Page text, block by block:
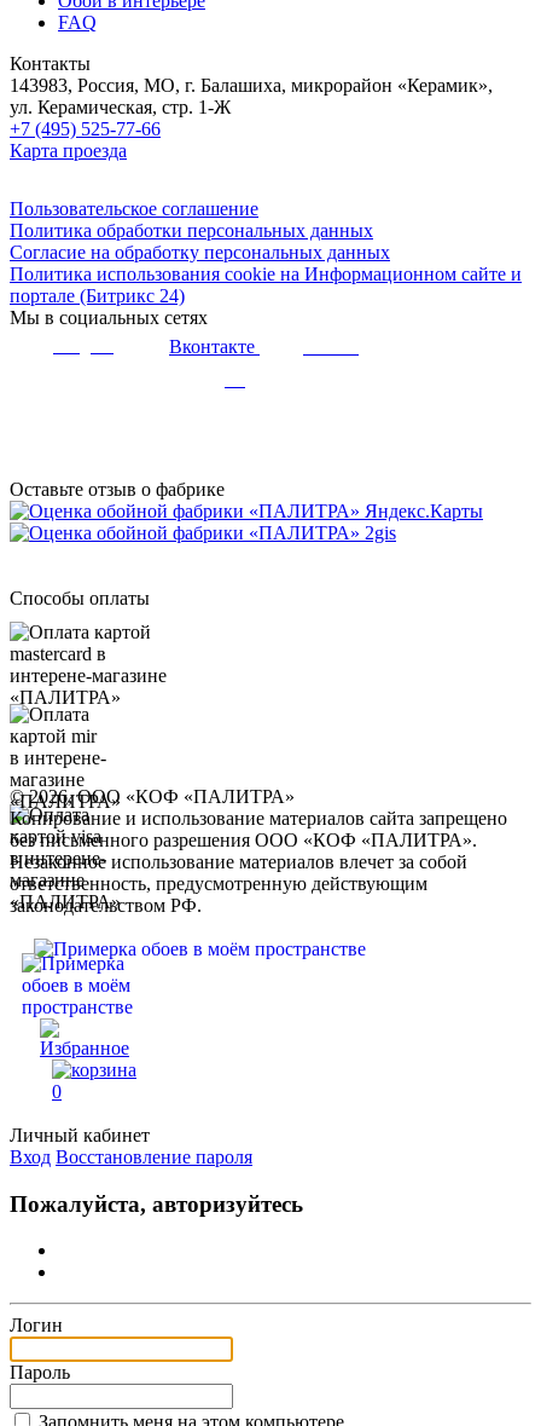
FAQ
Контакты
143983, Россия, МО, г. Балашиха, микрорайон «Керамик»,
ул. Керамическая, стр. 1-Ж
+7 (495) 525-77-66
Карта проезда
Пользовательское соглашение
Политика обработки персональных данных
Согласие на обработку персональных данных
Политика использования cookie на Информационном сайте и
портале (Битрикс 24)
Мы в социальных сетях
Вконтакте
Оставьте отзыв о фабрике
Способы оплаты
© 2026, ООО «КОФ «ПАЛИТРА»
Копирование и использование материалов сайта запрещено
без письменного разрешения ООО «КОФ «ПАЛИТРА».
Незаконное использование материалов влечет за собой
ответственность, предусмотренную действующим
законодательством РФ.
0
Личный кабинет
Вход Восстановление пароля
Пожалуйста, авторизуйтесь
Логин
Пароль